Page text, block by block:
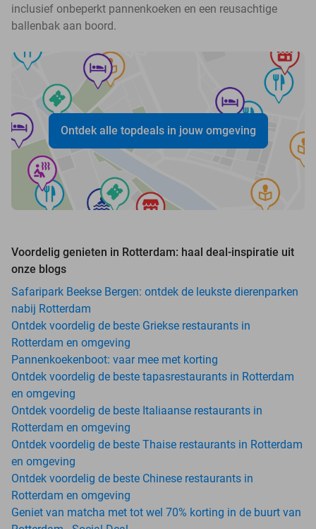
inclusief onbeperkt pannenkoeken en een reusachtige
ballenbak aan boord.
Ontdek alle topdeals in jouw omgeving
Voordelig genieten in Rotterdam: haal deal-inspiratie uit
onze blogs
Safaripark Beekse Bergen: ontdek de leukste dierenparken
nabij Rotterdam
Ontdek voordelig de beste Griekse restaurants in
Rotterdam en omgeving
Pannenkoekenboot: vaar mee met korting
Ontdek voordelig de beste tapasrestaurants in Rotterdam
en omgeving
Ontdek voordelig de beste Italiaanse restaurants in
Rotterdam en omgeving
Ontdek voordelig de beste Thaise restaurants in Rotterdam
en omgeving
Ontdek voordelig de beste Chinese restaurants in
Rotterdam en omgeving
Geniet van matcha met tot wel 70% korting in de buurt van